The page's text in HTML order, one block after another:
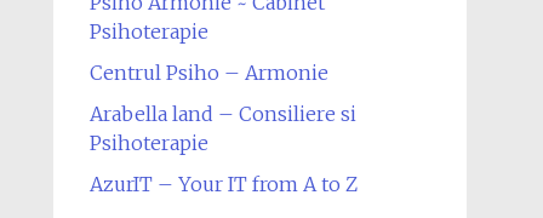
Psihoterapie
Centrul Psiho – Armonie
Arabella land – Consiliere si
Psihoterapie
AzurIT – Your IT from A to Z